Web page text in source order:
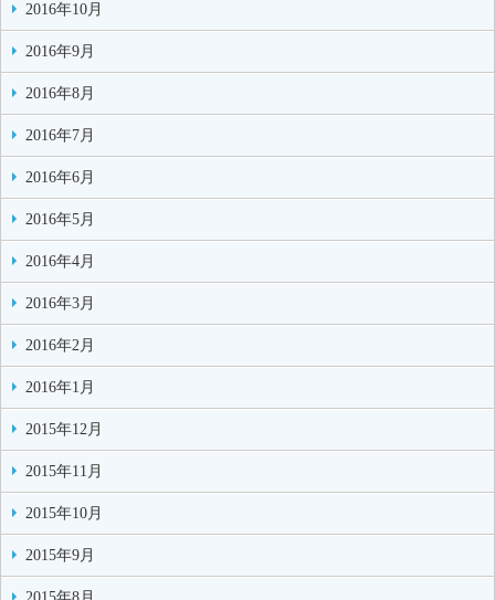
2016年10月
2016年9月
2016年8月
2016年7月
2016年6月
2016年5月
2016年4月
2016年3月
2016年2月
2016年1月
2015年12月
2015年11月
2015年10月
2015年9月